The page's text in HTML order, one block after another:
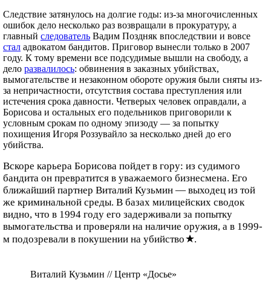
Следствие затянулось на долгие годы: из-за многочисленных
ошибок дело несколько раз возвращали в прокуратуру, а
главный следователь Вадим Поздняк впоследствии и вовсе
стал адвокатом бандитов. Приговор вынесли только в 2007
году. К тому времени все подсудимые вышли на свободу, а
дело развалилось: обвинения в заказных убийствах,
вымогательстве и незаконном обороте оружия были сняты из-
за непричастности, отсутствия состава преступления или
истечения срока давности. Четверых человек оправдали, а
Борисова и остальных его подельников приговорили к
условным срокам по одному эпизоду — за попытку
похищения Игоря Роззувайло за несколько дней до его
убийства.
Вскоре карьера Борисова пойдет в гору: из судимого
бандита он превратится в уважаемого бизнесмена. Его
ближайший партнер Виталий Кузьмин — выходец из той
же криминальной среды. В базах милицейских сводок
видно, что в 1994 году его задерживали за попытку
вымогательства и проверяли на наличие оружия, а в 1999-
м подозревали в покушении на убийство
.
Виталий Кузьмин // Центр «Досье»